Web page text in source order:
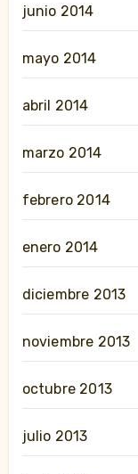
junio 2014
mayo 2014
abril 2014
marzo 2014
febrero 2014
enero 2014
diciembre 2013
noviembre 2013
octubre 2013
julio 2013